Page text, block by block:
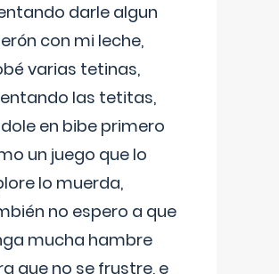
darle algun
con mi leche,
varias tetinas,
las tetitas,
en bibe primero
un juego que lo
lo muerda,
no espero a que
mucha hambre
que no se frustre, e